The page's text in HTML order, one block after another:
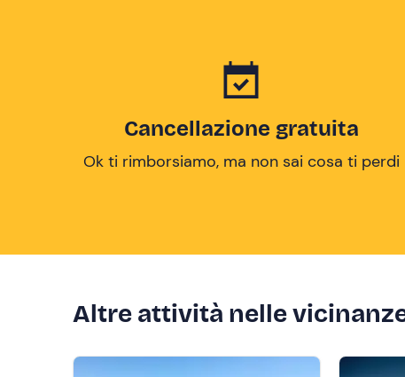
Cancellazione gratuita
Ok ti rimborsiamo, ma non sai cosa ti perdi
Altre attività nelle